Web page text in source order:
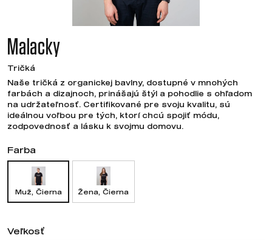
Malacky
Tričká
Naše tričká z organickej bavlny, dostupné v mnohých
farbách a dizajnoch, prinášajú štýl a pohodlie s ohľadom
na udržateľnosť. Certifikované pre svoju kvalitu, sú
ideálnou voľbou pre tých, ktorí chcú spojiť módu,
zodpovednosť a lásku k svojmu domovu.
Farba
Muž, Čierna Žena, Čierna
Veľkosť